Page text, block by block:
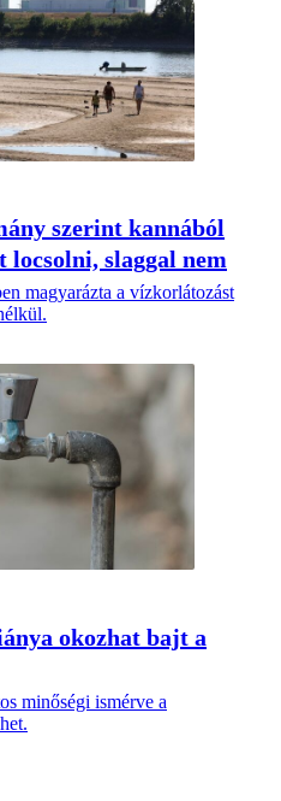
szerint kannából
locsolni, slaggal nem
magyarázta a vízkorlátozást
okozhat bajt a
minőségi ismérve a